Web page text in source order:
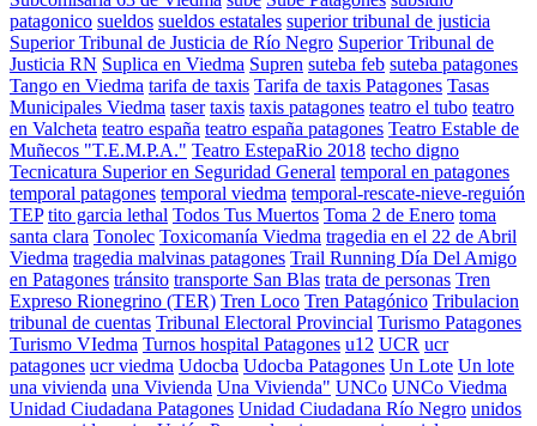
patagonico sueldos sueldos estatales superior tribunal de justicia
Superior Tribunal de Justicia de Río Negro Superior Tribunal de
Justicia RN Suplica en Viedma Supren suteba feb suteba patagones
Tango en Viedma tarifa de taxis Tarifa de taxis Patagones Tasas
Municipales Viedma taser taxis taxis patagones teatro el tubo teatro
en Valcheta teatro españa teatro españa patagones Teatro Estable de
Muñecos "T.E.M.P.A." Teatro EstepaRio 2018 techo digno
Tecnicatura Superior en Seguridad General temporal en patagones
temporal patagones temporal viedma temporal-rescate-nieve-reguión
TEP tito garcia lethal Todos Tus Muertos Toma 2 de Enero toma
santa clara Tonolec Toxicomanía Viedma tragedia en el 22 de Abril
Viedma tragedia malvinas patagones Trail Running Día Del Amigo
en Patagones tránsito transporte San Blas trata de personas Tren
Expreso Rionegrino (TER) Tren Loco Tren Patagónico Tribulacion
tribunal de cuentas Tribunal Electoral Provincial Turismo Patagones
Turismo VIedma Turnos hospital Patagones u12 UCR ucr
patagones ucr viedma Udocba Udocba Patagones Un Lote Un lote
una vivienda una Vivienda Una Vivienda" UNCo UNCo Viedma
Unidad Ciudadana Patagones Unidad Ciudadana Río Negro unidos